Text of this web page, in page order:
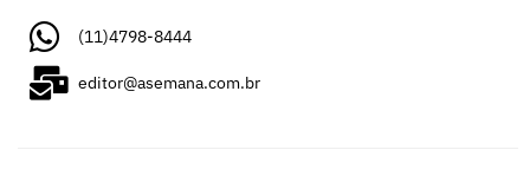
(11)4798-8444
editor@asemana.com.br